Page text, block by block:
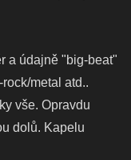
a údajně "big-beat"
metal atd..
vše. Opravdu
dolů. Kapelu